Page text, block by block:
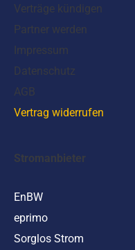
Verträge kündigen
Partner werden
Impressum
Datenschutz
AGB
Vertrag widerrufen
Stromanbieter
EnBW
eprimo
Sorglos Strom